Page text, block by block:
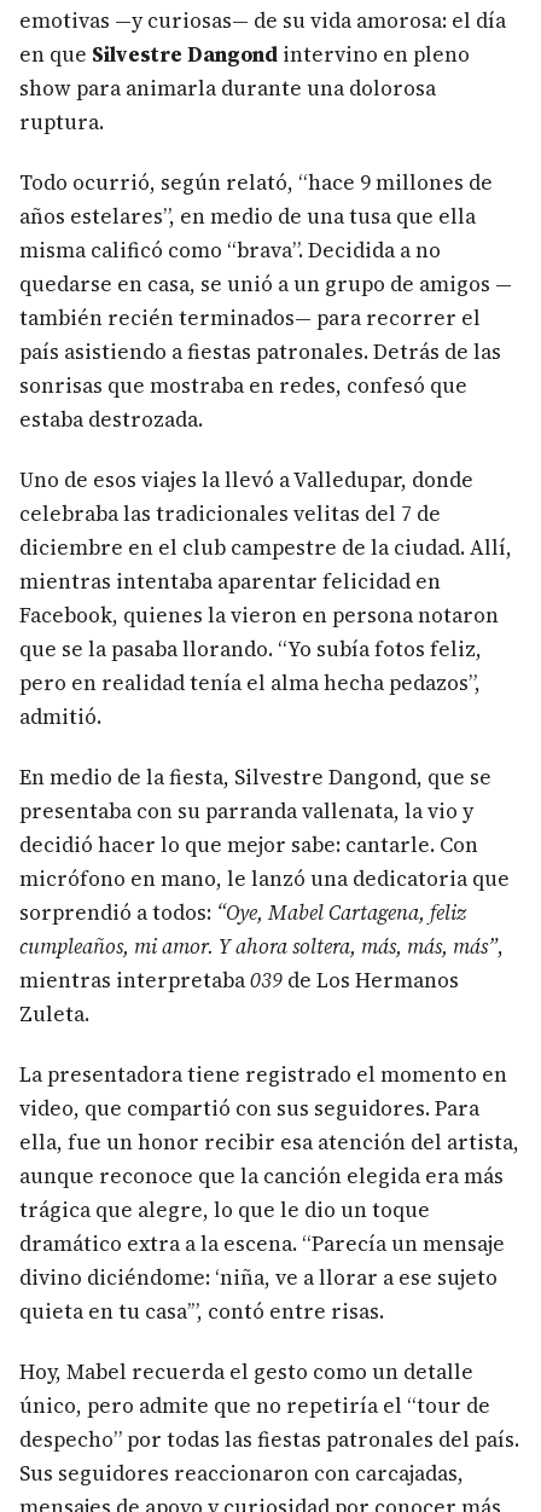
emotivas —y curiosas— de su vida amorosa: el día
en que Silvestre Dangond intervino en pleno
show para animarla durante una dolorosa
ruptura.
Todo ocurrió, según relató, “hace 9 millones de
años estelares”, en medio de una tusa que ella
misma calificó como “brava”. Decidida a no
quedarse en casa, se unió a un grupo de amigos —
también recién terminados— para recorrer el
país asistiendo a fiestas patronales. Detrás de las
sonrisas que mostraba en redes, confesó que
estaba destrozada.
Uno de esos viajes la llevó a Valledupar, donde
celebraba las tradicionales velitas del 7 de
diciembre en el club campestre de la ciudad. Allí,
mientras intentaba aparentar felicidad en
Facebook, quienes la vieron en persona notaron
que se la pasaba llorando. “Yo subía fotos feliz,
pero en realidad tenía el alma hecha pedazos”,
admitió.
En medio de la fiesta, Silvestre Dangond, que se
presentaba con su parranda vallenata, la vio y
decidió hacer lo que mejor sabe: cantarle. Con
micrófono en mano, le lanzó una dedicatoria que
sorprendió a todos: “Oye, Mabel Cartagena, feliz
cumpleaños, mi amor. Y ahora soltera, más, más, más”,
mientras interpretaba039 de Los Hermanos
Zuleta.
La presentadora tiene registrado el momento en
video, que compartió con sus seguidores. Para
ella, fue un honor recibir esa atención del artista,
aunque reconoce que la canción elegida era más
trágica que alegre, lo que le dio un toque
dramático extra a la escena. “Parecía un mensaje
divino diciéndome: ‘niña, ve a llorar a ese sujeto
quieta en tu casa’”, contó entre risas.
Hoy, Mabel recuerda el gesto como un detalle
único, pero admite que no repetiría el “tour de
despecho” por todas las fiestas patronales del país.
Sus seguidores reaccionaron con carcajadas,